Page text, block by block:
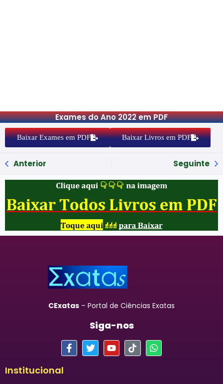
Exames do Ano 2022 em PDF
Baixar Exames em PDF Baixar Livros em PDF
Anterior Seguinte
CExatas – Portal de Ciências Exatas
Siga-nos
Institucional